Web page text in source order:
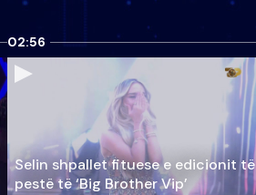
02:56
Selin shpallet fituese e edicionit të
pestë të ‘Big Brother Vip’